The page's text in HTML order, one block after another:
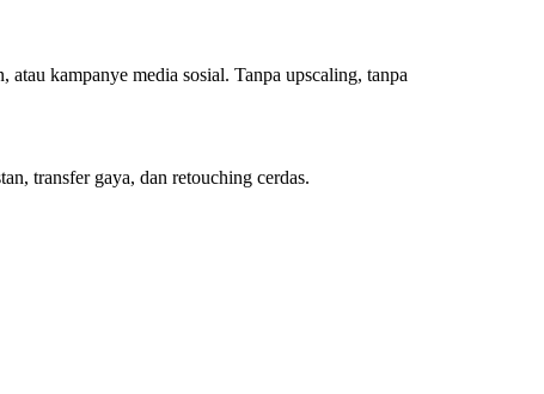
kampanye media sosial. Tanpa upscaling, tanpa
transfer gaya, dan retouching cerdas.